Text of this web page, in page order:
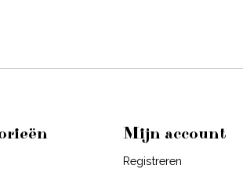
Mijn account
Registreren